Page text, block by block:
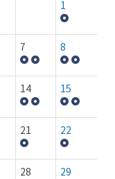
1
7 8
14 15
21 22
28 29